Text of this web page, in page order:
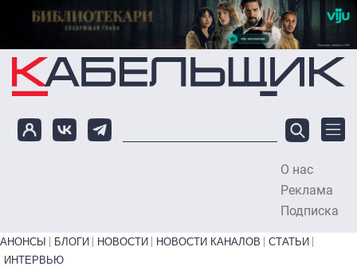
Перейти к основному содержанию
О нас
Реклама
Подписка
Primary links bottom
АНОНСЫ БЛОГИ НОВОСТИ НОВОСТИ КАНАЛОВ
СТАТЬИ
ИНТЕРВЬЮ